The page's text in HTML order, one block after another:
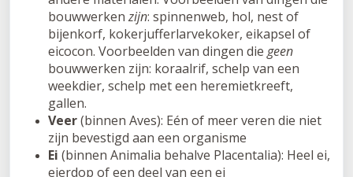
bouwwerkenzijn: spinnenweb, hol, nest of
bijenkorf, kokerjufferlarvekoker, eikapsel of
eicocon. Voorbeelden van dingen die geen
bouwwerken zijn: koraalrif, schelp van een
weekdier, schelp met een heremietkreeft,
gallen.
Veer(binnen Aves): Eén of meer veren die niet
zijn bevestigd aan een organisme
Ei (binnen Animalia behalve Placentalia): Heel ei,
eierdop of een deel van een ei